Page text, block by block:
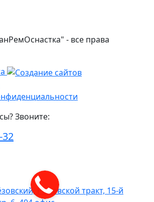
- все права
Звоните:
32
Режевской тракт, 15-й